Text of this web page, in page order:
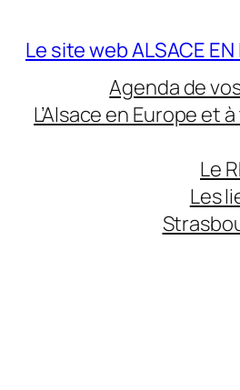
auLe site web ALSACE EN
Agenda de
L’Alsace en Europe et
Le
Les